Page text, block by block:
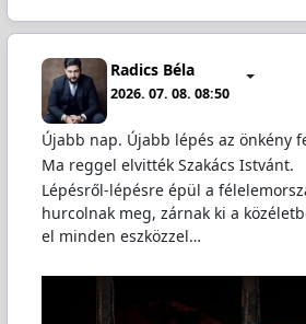
Radics Béla
2026. 07. 08. 08:50
Újabb nap. Újabb lépés az önkény
Ma reggel elvitték Szakács Istvánt.
Lépésről-lépésre épül a
hurcolnak meg, zárnak ki a
el minden eszközzel…